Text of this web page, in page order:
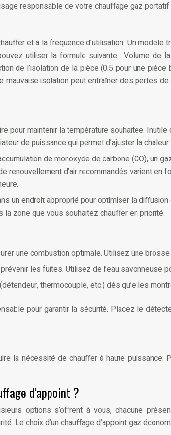
responsable de votre chauffage gaz
et à la fréquence d’utilisation. Un
utiliser la formule suivante : Volume de
de l’isolation de la pièce (0.5 pour une
mauvaise isolation peut entraîner des pertes
pour maintenir la température souhaitée.
de puissance qui permet d’ajuster la chaleur
de monoxyde de carbone (CO), un
renouvellement d’air recommandés varient
un endroit approprié pour optimiser la
zone que vous souhaitez chauffer en priorité.
une combustion optimale. Utilisez une
les fuites. Utilisez de l’eau
thermocouple, etc.) dès qu’elles
pour garantir la sécurité. Placez le
la nécessité de chauffer à haute
d’appoint ?
options s’offrent à vous, chacune
Le choix d’un chauffage d’appoint gaz